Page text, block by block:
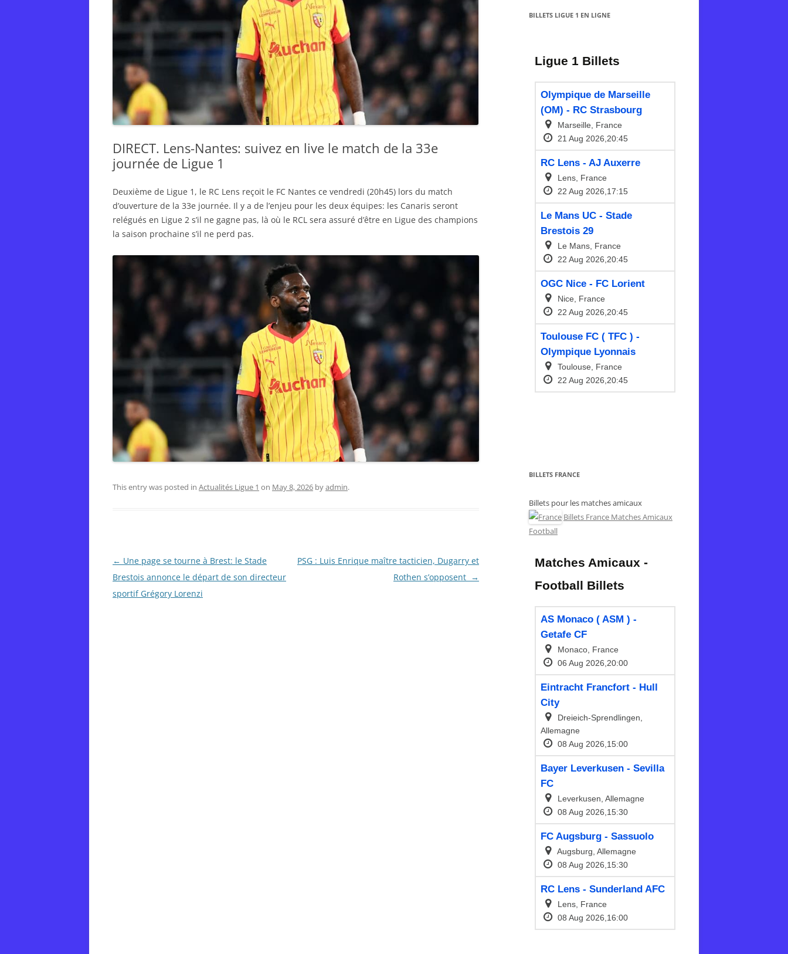
DIRECT. Lens-Nantes: suivez en live le match de la 33e
journée de Ligue 1
Deuxième de Ligue 1, le RC Lens reçoit le FC Nantes ce vendredi (20h45) lors du match
d’ouverture de la 33e journée. Il y a de l’enjeu pour les deux équipes: les Canaris seront
relégués en Ligue 2 s’il ne gagne pas, là où le RCL sera assuré d’être en Ligue des champions
la saison prochaine s’il ne perd pas.
This entry was posted in Actualités Ligue 1 on May 8, 2026 byadmin.
Post
navigation
← Une page se tourne à Brest: le Stade
Brestois annonce le départ de son directeur
sportif Grégory Lorenzi
PSG : Luis Enrique maître tacticien, Dugarry et
Rothen s’opposent →
BILLETS LIGUE 1 EN LIGNE
BILLETS FRANCE
Billets pour les matches amicaux
Billets France Matches Amicaux
Football